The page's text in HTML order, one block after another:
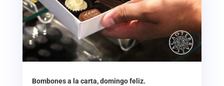
Bombones a la carta, domingo feliz.